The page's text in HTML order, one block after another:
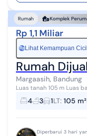
Rumah Komplek
Rp 1,1 Miliar
Rp Lihat Kemampuan
Rumah
Margaasih, Bandung
Luas tanah 105 m Luas bangunan 100 m Kamar
4 3 1LT: 105 m²
Diperbarui 3 hari